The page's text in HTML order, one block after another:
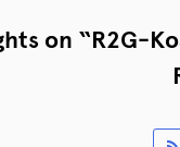
on “R2G-